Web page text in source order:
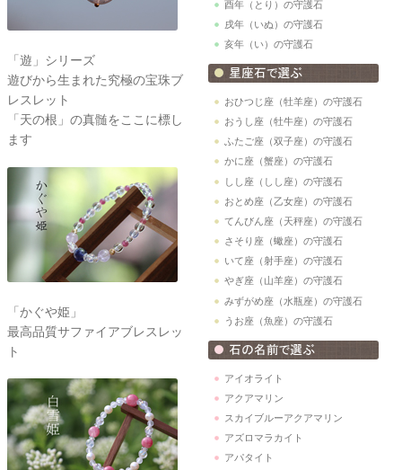
「遊」シリーズ
遊びから生まれた究極の宝珠ブ
レスレット
「天の根」の真髄をここに標し
ます
「かぐや姫」
最高品質サファイアブレスレッ
ト
酉年（とり）の守護石
戌年（いぬ）の守護石
亥年（い）の守護石
おひつじ座（牡羊座）の守護石
おうし座（牡牛座）の守護石
ふたご座（双子座）の守護石
かに座（蟹座）の守護石
しし座（しし座）の守護石
おとめ座（乙女座）の守護石
てんびん座（天秤座）の守護石
さそり座（蠍座）の守護石
いて座（射手座）の守護石
やぎ座（山羊座）の守護石
みずがめ座（水瓶座）の守護石
うお座（魚座）の守護石
アイオライト
アクアマリン
スカイブルーアクアマリン
アズロマラカイト
アパタイト